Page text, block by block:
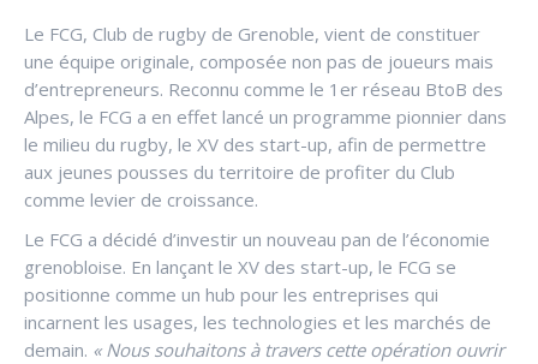
Le FCG, Club de rugby de Grenoble, vient de constituer
une équipe originale, composée non pas de joueurs mais
d’entrepreneurs. Reconnu comme le 1er réseau BtoB des
Alpes, le FCG a en effet lancé un programme pionnier dans
le milieu du rugby, le XV des start-up, afin de permettre
aux jeunes pousses du territoire de profiter du Club
comme levier de croissance.
Le FCG a décidé d’investir un nouveau pan de l’économie
grenobloise. En lançant le XV des start-up, le FCG se
positionne comme un hub pour les entreprises qui
incarnent les usages, les technologies et les marchés de
demain. « Nous souhaitons à travers cette opération ouvrir